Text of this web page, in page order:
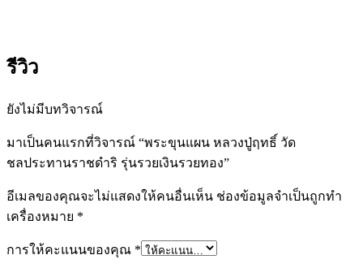
รีวิว
ยังไม่มีบทวิจารณ์
มาเป็นคนแรกที่วิจารณ์ “พระขุนแผน หลวงปู่ฤทธิ์ วัด
ชลประทานราชดำริ รุ่นรวยเงินรวยทอง”
อีเมลของคุณจะไม่แสดงให้คนอื่นเห็น ช่องข้อมูลจำเป็นถูกทำ
เครื่องหมาย *
การให้คะแนนของคุณ *